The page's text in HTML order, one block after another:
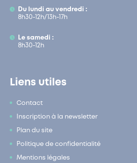
Du lundi au vendredi :
8h30-12h/13h-17h
Le samedi :
8h30-12h
Liens utiles
Contact
Inscription à la newsletter
Plan du site
Politique de confidentialité
Mentions légales